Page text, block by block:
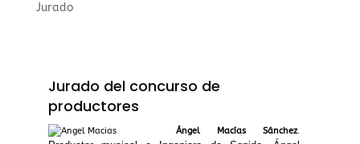
Jurado
Jurado del concurso de
productores
Ángel Macías Sánchez.